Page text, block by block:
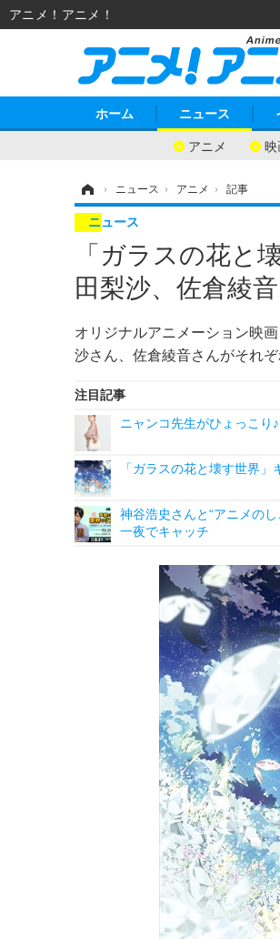
ホーム ニュース
アニメ 映
› ニュース › アニメ › 記事
「ガラスの花
田梨沙、佐倉綾音
オリジナルアニメーション映
沙さん、佐倉綾音さんがそれぞ
ニュース
注目記事
ニャンコ先生がひょっこり
「ガラスの花と壊す世界
神谷浩史さんと“アニメの
一夜でキャッチ
アニメ！アニメ！